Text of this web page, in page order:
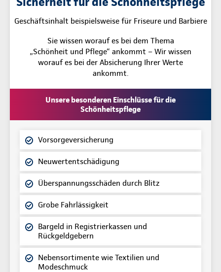
Geschäftsinhalt beispielsweise für Friseure und Barbiere
Sie wissen worauf es bei dem Thema
„Schönheit und Pflege“ ankommt – Wir wissen
worauf es bei der Absicherung Ihrer Werte
ankommt.
Unsere besonderen Einschlüsse für die
Schönheitspflege
Vorsorgeversicherung
Neuwertentschädigung
Überspannungsschäden durch Blitz
Grobe Fahrlässigkeit
Bargeld in Registrierkassen und
Rückgeldgebern
Nebensortimente wie Textilien und
Modeschmuck